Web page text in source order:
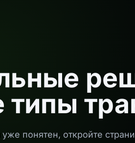
типы
понятен, откройте